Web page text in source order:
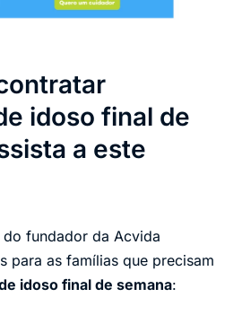
idoso final de
a este
fundador da Acvida
para as famílias que precisam
idoso final de semana: